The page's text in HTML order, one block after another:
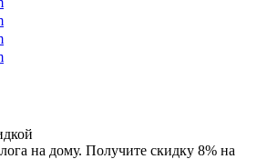
на дому. Получите скидку 8% на